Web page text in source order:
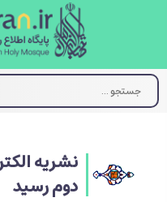
نشریه
دوم رسید